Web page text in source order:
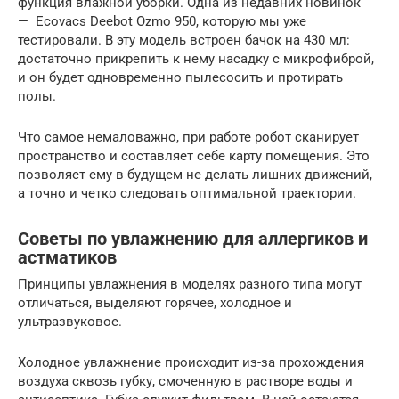
— Ecovacs Deebot Ozmo 950, которую мы уже
тестировали. В эту модель встроен бачок на 430 мл:
достаточно прикрепить к нему насадку с микрофиброй,
и он будет одновременно пылесосить и протирать
полы.
Что самое немаловажно, при работе робот сканирует
пространство и составляет себе карту помещения. Это
позволяет ему в будущем не делать лишних движений,
а точно и четко следовать оптимальной траектории.
Советы по увлажнению для аллергиков и
астматиков
Принципы увлажнения в моделях разного типа могут
отличаться, выделяют горячее, холодное и
ультразвуковое.
Холодное увлажнение происходит из-за прохождения
воздуха сквозь губку, смоченную в растворе воды и